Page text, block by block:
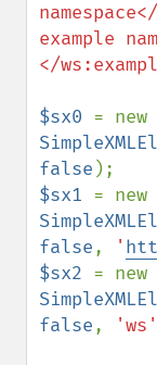
example
</
$sx0
false
$sx1
false, '
$sx2
false, 'ws'